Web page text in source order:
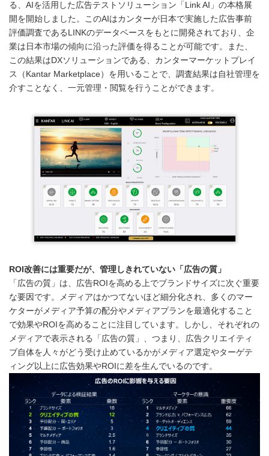
る、AIを活用した広告テストソリューション「Link AI」の本格展
開を開始しました。このAIはカンターが日本で実施した広告事前
評価調査であるLINKのデータベースをもとに開発されており、企
業は日本市場の傾向に沿った評価を得ることが可能です。また、
この結果はDXソリューションである、カンターマーケットプレイ
ス（Kantar Marketplace）を用いることで、調査結果は自社管理を
介すことなく、一元管理・閲覧を行うことができます。
ROI 改善には重要だが、管理しきれていない「広告の質」
「広告の質」は、広告ROIを高める上でブランドサイズに次ぐ重要
な要因です。メディアはかつてないほど細分化され、多くのマー
ケターがメディア予算の配分やメディアプランを最適化すること
で効果やROIを高めることに注目しています。しかし、それぞれの
メディアで表示される「広告の質」、つまり、広告クリエイティ
ブ自体を人々がどう受け止めているかがメディア選定やターゲテ
ィング以上に広告効果やROIに差を生んでいるのです。